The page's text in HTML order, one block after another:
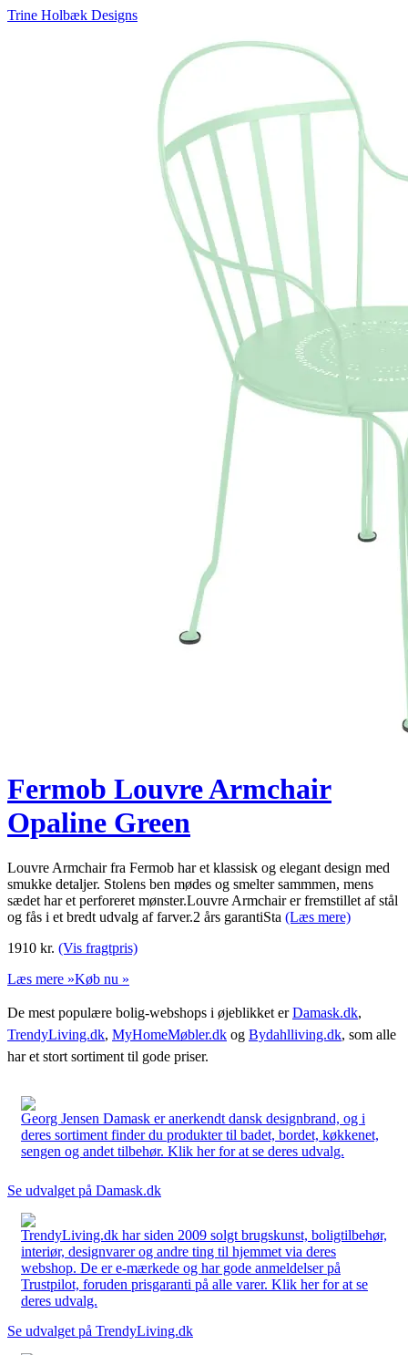
Trine Holbæk Designs
Fermob Louvre Armchair
Opaline Green
Louvre Armchair fra Fermob har et klassisk og elegant design med
smukke detaljer. Stolens ben mødes og smelter sammmen, mens
sædet har et perforeret mønster.Louvre Armchair er fremstillet af stål
og fås i et bredt udvalg af farver.2 års garantiSta (Læs mere)
1910 kr. (Vis fragtpris)
Læs mere »Køb nu »
De mest populære bolig-webshops i øjeblikket erDamask.dk,
TrendyLiving.dk, MyHomeMøbler.dk og Bydahlliving.dk, som alle
har et stort sortiment til gode priser.
Georg Jensen Damask er anerkendt dansk designbrand, og i
deres sortiment finder du produkter til badet, bordet, køkkenet,
sengen og andet tilbehør. Klik her for at se deres udvalg.
Se udvalget på Damask.dk
TrendyLiving.dk har siden 2009 solgt brugskunst, boligtilbehør,
interiør, designvarer og andre ting til hjemmet via deres
webshop. De er e-mærkede og har gode anmeldelser på
Trustpilot, foruden prisgaranti på alle varer. Klik her for at se
deres udvalg.
Se udvalget på TrendyLiving.dk